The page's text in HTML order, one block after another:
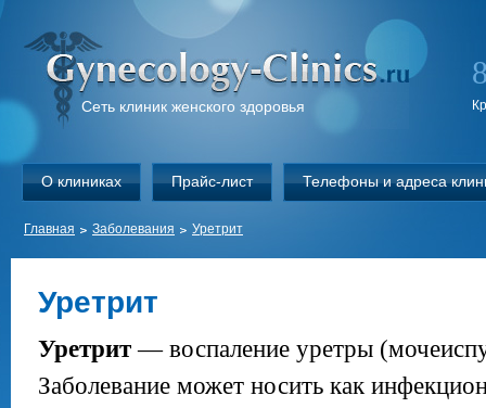
Сеть клиник женского здоровья
О клиниках Прайс-лист Телефоны и адреса
Главная Заболевания Уретрит
Уретрит
Уретрит— воспаление уретры
Заболевание может носить как